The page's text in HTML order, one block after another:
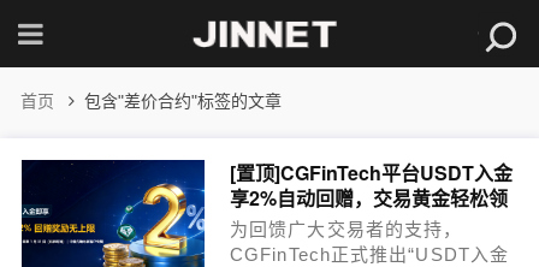
首页 包含"差价合约"标签的文章
[置顶]CGFinTech平台USDT入金
享2%自动回赠，交易黄金轻松领
奖励！
为回馈广大交易者的支持，
CGFinTech正式推出“USDT入金